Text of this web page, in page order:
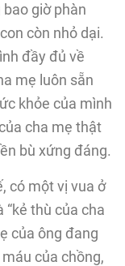
giờ phàn
còn nhỏ dại.
đầy đủ về
mẹ luôn sẵn
khỏe của mình
cha mẹ thật
bù xứng đáng.
có một vị vua ở
“kẻ thù của cha
của ông đang
của chồng,